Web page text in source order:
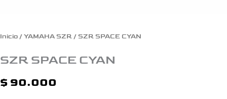
Inicio / YAMAHA SZR / SZR SPACE CYAN
SZR SPACE CYAN
$ 90.000